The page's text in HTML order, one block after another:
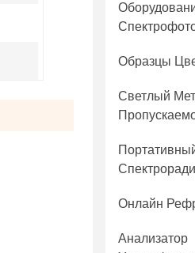
Образцы
Светлый
Онлайн
Анализатор